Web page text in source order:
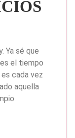
Ya sé que
el tiempo
cada vez
aquella